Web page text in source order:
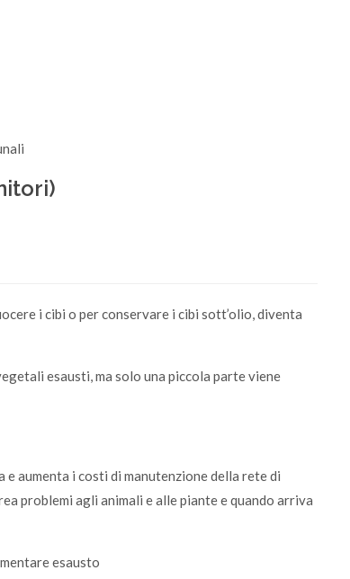
i cibi o per conservare i cibi sott’olio, diventa
esausti, ma solo una piccola parte viene
aumenta i costi di manutenzione della rete di
problemi agli animali e alle piante e quando arriva
esausto